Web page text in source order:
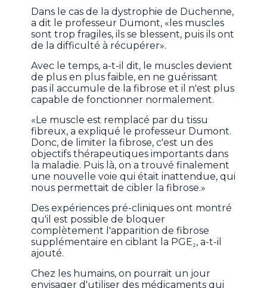
Dans le cas de la dystrophie de Duchenne,
a dit le professeur Dumont, «les muscles
sont trop fragiles, ils se blessent, puis ils ont
de la difficulté à récupérer».
Avec le temps, a-t-il dit, le muscles devient
de plus en plus faible, en ne guérissant
pas il accumule de la fibrose et il n'est plus
capable de fonctionner normalement.
«Le muscle est remplacé par du tissu
fibreux, a expliqué le professeur Dumont.
Donc, de limiter la fibrose, c'est un des
objectifs thérapeutiques importants dans
la maladie. Puis là, on a trouvé finalement
une nouvelle voie qui était inattendue, qui
nous permettait de cibler la fibrose.»
Des expériences pré-cliniques ont montré
qu'il est possible de bloquer
complètement l'apparition de fibrose
supplémentaire en ciblant la PGE₂, a-t-il
ajouté.
Chez les humains, on pourrait un jour
envisager d'utiliser des médicaments qui